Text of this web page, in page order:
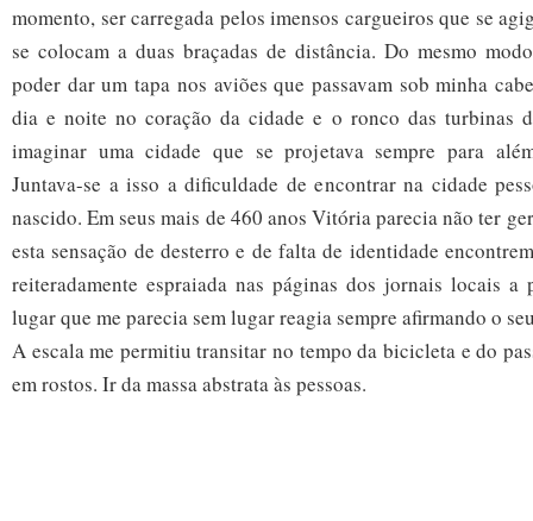
momento, ser carregada pelos imensos cargueiros que se
se colocam a duas braçadas de distância. Do mesmo
poder dar um tapa nos aviões que passavam sob minha
dia e noite no coração da cidade e o ronco das turbinas
imaginar uma cidade que se projetava sempre para
Juntava-se a isso a dificuldade de encontrar na cidade
nascido. Em seus mais de 460 anos Vitória parecia não ter
esta sensação de desterro e de falta de identidade
reiteradamente espraiada nas páginas dos jornais locais a
lugar que me parecia sem lugar reagia sempre afirmando o
A escala me permitiu transitar no tempo da bicicleta e do
em rostos. Ir da massa abstrata às pessoas.